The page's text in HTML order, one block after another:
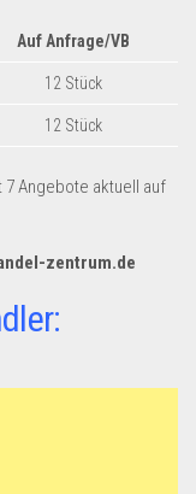
Auf Anfrage/VB
12 Stück
12 Stück
7 Angebote aktuell auf
zentrum.de